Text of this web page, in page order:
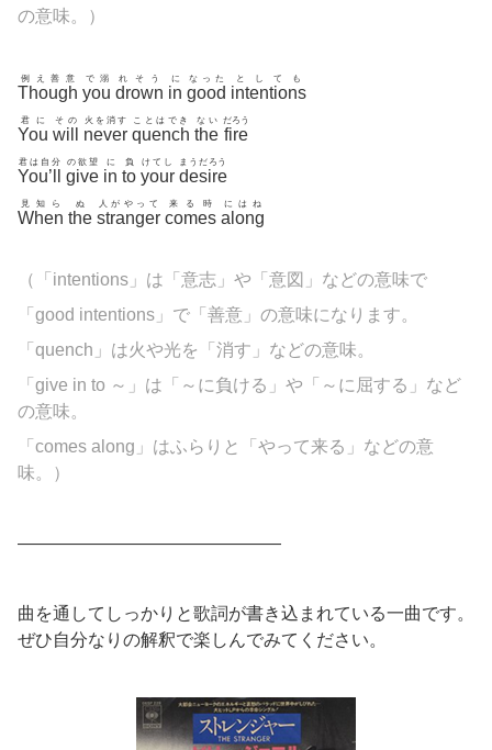
の意味。）
Though
例え善意
you
で溺
drown
れそう
in
に
good
なった
intentions
としても
You
君に
will
その
never
火を消す
quench
ことはでき
the
ない
fire
だろう
You’ll
君は自分
give
の欲望
in
に
to
負
your
けてし
desire
まうだろう
When
見知ら
the
ぬ
stranger
人がやって
comes
来る時
along
にはね
（「 intentions」は「意志」や「意図」などの意味で
「good intentions」で「善意」の意味になります。
「 quench」は火や光を「消す」などの意味。
「give in to ～」は「～に負ける」や「～に屈する」など
の意味。
「comes along」はふらりと「やって来る」などの意
味。）
———————————————
曲を通してしっかりと歌詞が書き込まれている一曲です。
ぜひ自分なりの解釈で楽しんでみてください。